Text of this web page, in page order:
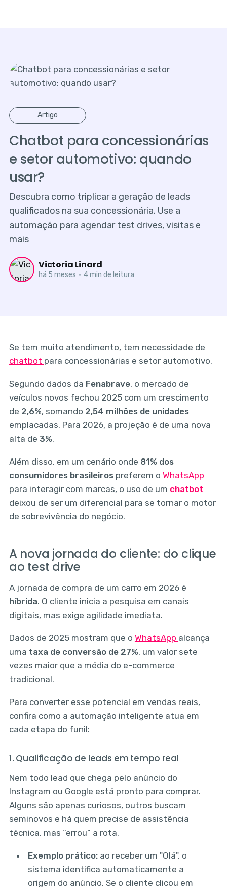
Artigo
Chatbot para concessionárias
e setor automotivo: quando
usar?
Descubra como triplicar a geração de leads
qualificados na sua concessionária. Use a
automação para agendar test drives, visitas e
mais
Victoria Linard
há 5 meses • 4 min de leitura
Se tem muito atendimento, tem necessidade de
chatbot para concessionárias e setor automotivo.
Segundo dados da Fenabrave, o mercado de
veículos novos fechou 2025 com um crescimento
de 2,6%, somando 2,54 milhões de unidades
emplacadas. Para 2026, a projeção é de uma nova
alta de 3%.
Além disso, em um cenário onde 81% dos
consumidores brasileirospreferem o WhatsApp
para interagir com marcas, o uso de um chatbot
deixou de ser um diferencial para se tornar o motor
de sobrevivência do negócio.
A nova jornada do cliente: do clique
ao test drive
A jornada de compra de um carro em 2026 é
híbrida. O cliente inicia a pesquisa em canais
digitais, mas exige agilidade imediata.
Dados de 2025 mostram que o WhatsApp alcança
uma taxa de conversão de 27%, um valor sete
vezes maior que a média do e-commerce
tradicional.
Para converter esse potencial em vendas reais,
confira como a automação inteligente atua em
cada etapa do funil:
1. Qualificação de leads em tempo real
Nem todo lead que chega pelo anúncio do
Instagram ou Google está pronto para comprar.
Alguns são apenas curiosos, outros buscam
seminovos e há quem precise de assistência
técnica, mas “errou” a rota.
Exemplo prático: ao receber um "Olá", o
sistema identifica automaticamente a
origem do anúncio. Se o cliente clicou em